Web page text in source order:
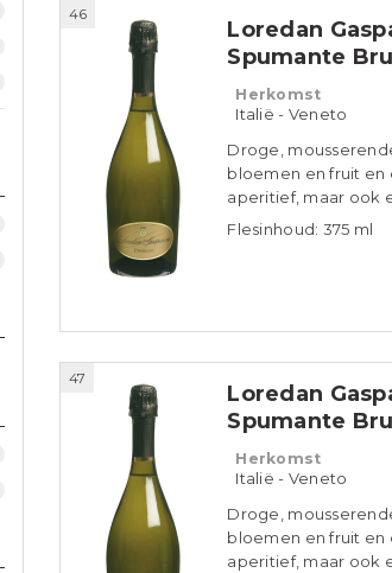
46
Loredan
Spumante
Herkomst
Italië - Veneto
Droge,
bloemen en fruit en
aperitief, maar ook
Flesinhoud: 375 ml
47
Loredan
Spumante
Herkomst
Italië - Veneto
Droge,
bloemen en fruit en
aperitief, maar ook